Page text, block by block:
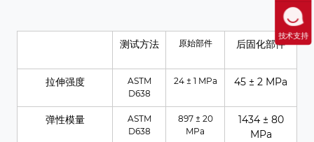
测试方法 原始部件 后固化部件
拉伸强度
ASTM
D638
24 ± 1 MPa 45 ± 2 MPa
弹性模量
ASTM
D638
897 ± 20
MPa
1434 ± 80
MPa
技术支持